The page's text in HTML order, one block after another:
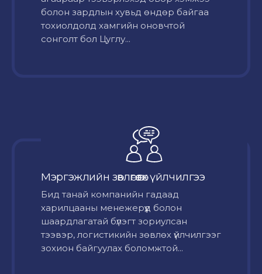
болон зардлын хувьд өндөр байгаа
тохиолдолд хамгийн оновчтой
сонголт бол Цуглу...
Мэргэжлийн зөвлөгөө өгөх үйлчилгээ
Бид танай компанийн гадаад
харилцааны менежерүүд болон
шаардлагатай бүлэгт зориулсан
тээвэр, логистикийн зөвлөх үйлчилгээг
зохион байгуулах боломжтой...